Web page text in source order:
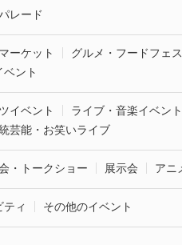
レード
ーケット
グルメ・フードフェス
ント
イベント
ライブ・音楽イベント
芸能・お笑いライブ
・トークショー 展示会 アニ
ィ その他のイベント